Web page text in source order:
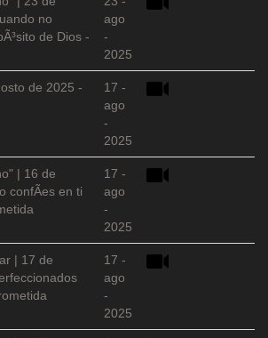
no
de Dios -
ago
-
2025
de 2025 -
17 -
ago
-
2025
| 16 de
confÃ­es en ti
17 -
ago
-
2025
| 17 de
17 -
ago
-
2025